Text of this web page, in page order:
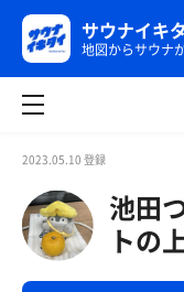
サウナイキ
地図からサウナ
2023.05.10 登録
池田
トの